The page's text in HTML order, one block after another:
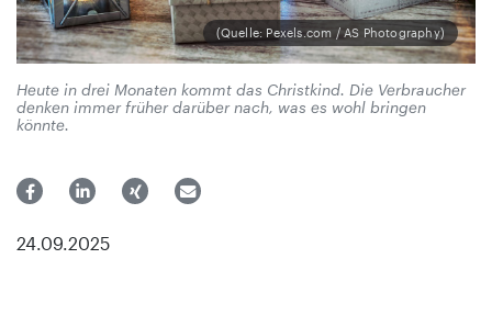
(Quelle: Pexels.com / AS Photography)
Heute in drei Monaten kommt das Christkind. Die Verbraucher
denken immer früher darüber nach, was es wohl bringen
könnte.
24.09.2025